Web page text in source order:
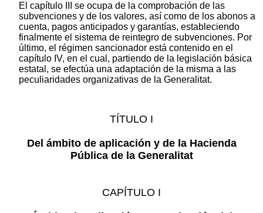
El capítulo III se ocupa de la comprobación de las
subvenciones y de los valores, así como de los abonos a
cuenta, pagos anticipados y garantías, estableciendo
finalmente el sistema de reintegro de subvenciones. Por
último, el régimen sancionador está contenido en el
capítulo IV, en el cual, partiendo de la legislación básica
estatal, se efectúa una adaptación de la misma a las
peculiaridades organizativas de la Generalitat.
TÍTULO I
Del ámbito de aplicación y de la Hacienda
Pública de la Generalitat
CAPÍTULO I